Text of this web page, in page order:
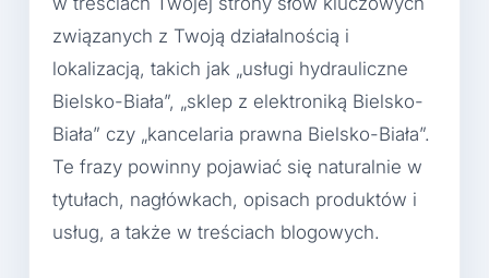
związanych z Twoją działalnością i
lokalizacją, takich jak „usługi hydrauliczne
Bielsko-Biała”, „sklep z elektroniką Bielsko-
Biała” czy „kancelaria prawna Bielsko-Biała”.
Te frazy powinny pojawiać się naturalnie w
tytułach, nagłówkach, opisach produktów i
usług, a także w treściach blogowych.